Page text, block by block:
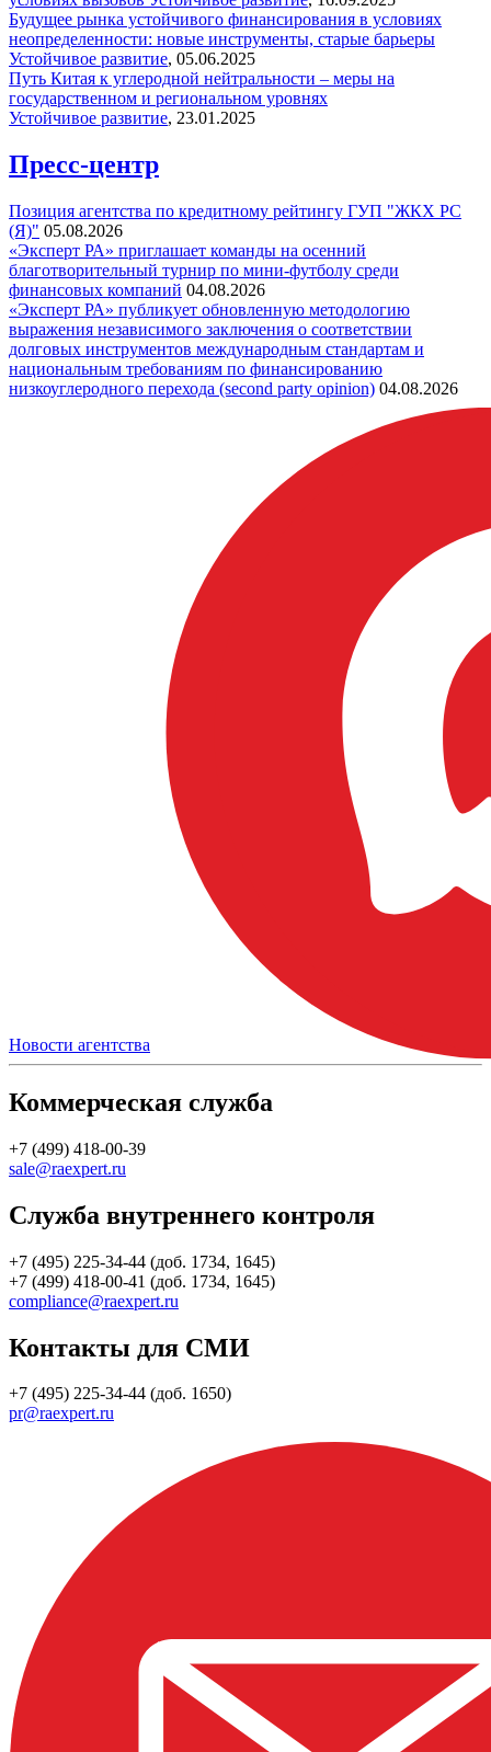
Будущее рынка устойчивого финансирования в условиях
неопределенности: новые инструменты, старые барьеры
Устойчивое развитие, 05.06.2025
Путь Китая к углеродной нейтральности – меры на
государственном и региональном уровнях
Устойчивое развитие, 23.01.2025
Пресс-центр
Позиция агентства по кредитному рейтингу ГУП "ЖКХ РС
(Я)" 05.08.2026
«Эксперт РА» приглашает команды на осенний
благотворительный турнир по мини-футболу среди
финансовых компаний 04.08.2026
«Эксперт РА» публикует обновленную методологию
выражения независимого заключения о соответствии
долговых инструментов международным стандартам и
национальным требованиям по финансированию
низкоуглеродного перехода (second party opinion) 04.08.2026
Новости агентства
Коммерческая служба
+7 (499) 418-00-39
sale@raexpert.ru
Служба внутреннего контроля
+7 (495) 225-34-44 (доб. 1734, 1645)
+7 (499) 418-00-41 (доб. 1734, 1645)
compliance@raexpert.ru
Контакты для СМИ
+7 (495) 225-34-44 (доб. 1650)
pr@raexpert.ru